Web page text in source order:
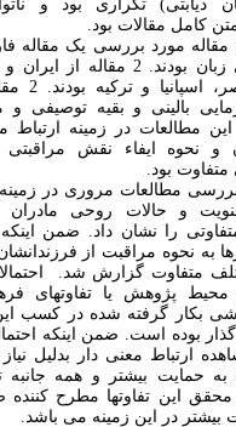
دیابتی) تکراری بود و
کامل مقالات بود.
5 مقاله مورد بررسی یک مقاله
بقیه انگلیسی زبان بودند. 2 مقاله از
کشورهای مصر،
بالینی و بقیه توصیفی و
این مطالعات در زمینه ارتباط
نحوه ایفاء نقش مراقبتی
متفاوت بود.
مطالعات مروری در زمینه
و حالات روحی مادران
را نشان داد. ضمن اینکه
به نحوه مراقبت از فرزندانشان
متفاوت گزارش شد. احتمالا
پژوهش یا تفاوتهای
بکار گرفته شده در کسب این
بوده است. ضمن اینکه احتمال
ارتباط معنی دار بدلیل نیاز
حمایت بیشتر و همه جانبه
این تفاوتها مطرح کننده
در این زمینه می باشد.